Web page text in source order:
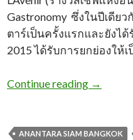
Gastronomy ซึ่งในปีเดีย
ตาร์เป็นครั้งแรกและยังได้
2015 ได้รับการยกย่องให้
Continue reading →
ANANTARA SIAM BANGKOK